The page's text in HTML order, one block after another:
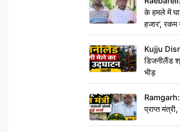
के हमले में
हजार’, रकम
Kujju
डिजनीलैंड
भीड़
Ramgarh:
प्राप्त